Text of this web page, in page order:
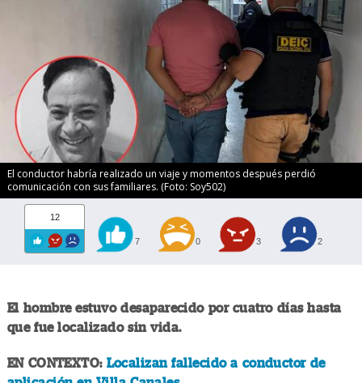
El conductor habría realizado un viaje y momentos después perdió
comunicación con sus familiares. (Foto: Soy502)
12
7 0 3 2
El hombre estuvo desaparecido por cuatro días hasta
que fue localizado sin vida.
EN CONTEXTO:Localizan fallecido a conductor de